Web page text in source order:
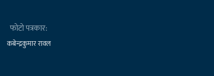
फोटो पत्रकार:
कबेन्द्रकुमार रावल